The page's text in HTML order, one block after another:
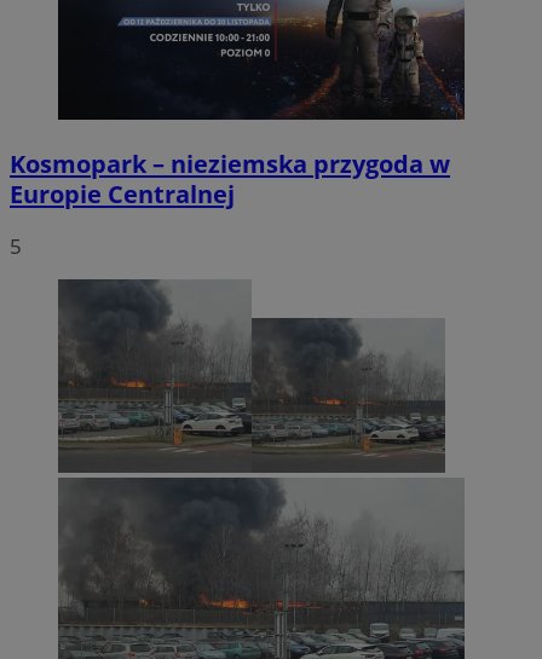
Kosmopark – nieziemska przygoda w
Europie Centralnej
5